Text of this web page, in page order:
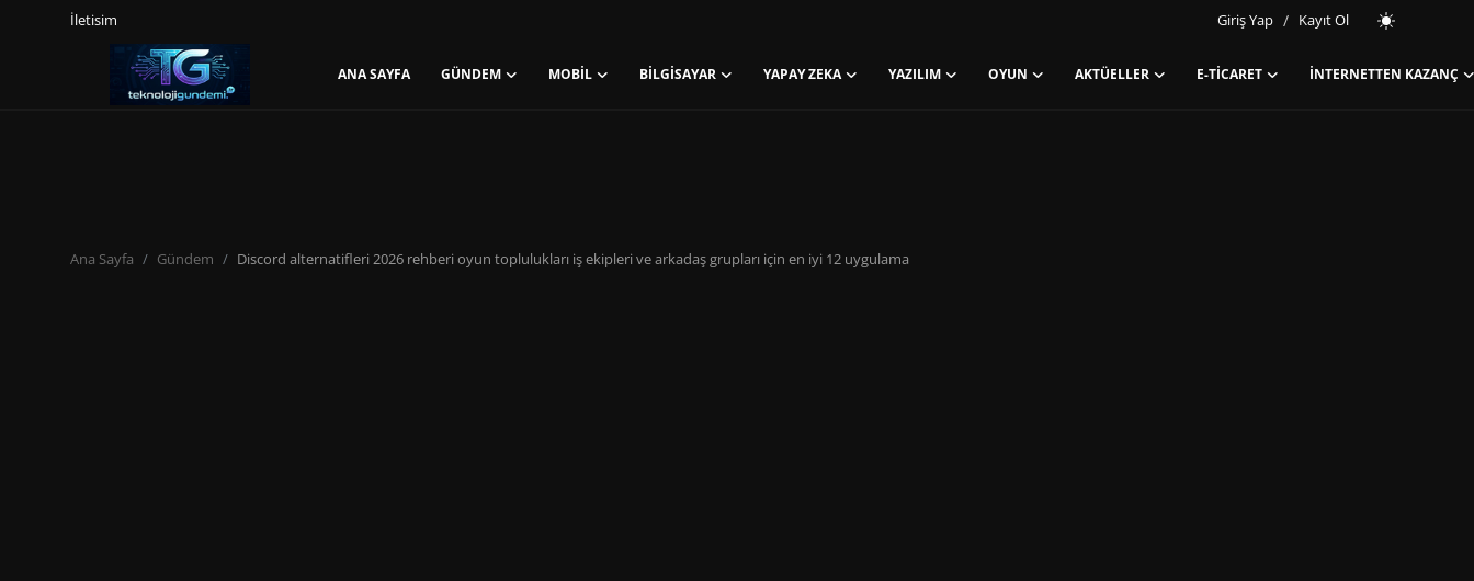
İletisim Giriş Yap / Kayıt Ol
ANA SAYFA GÜNDEM MOBIL BILGISAYAR YAPAY ZEKA YAZILIM OYUN AKTÜELLER E-TICARET İNTERNETTEN KAZANÇ
Ana Sayfa Gündem Discord alternatifleri 2026 rehberi oyun toplulukları iş ekipleri ve arkadaş grupları için en iyi 12 uygulama